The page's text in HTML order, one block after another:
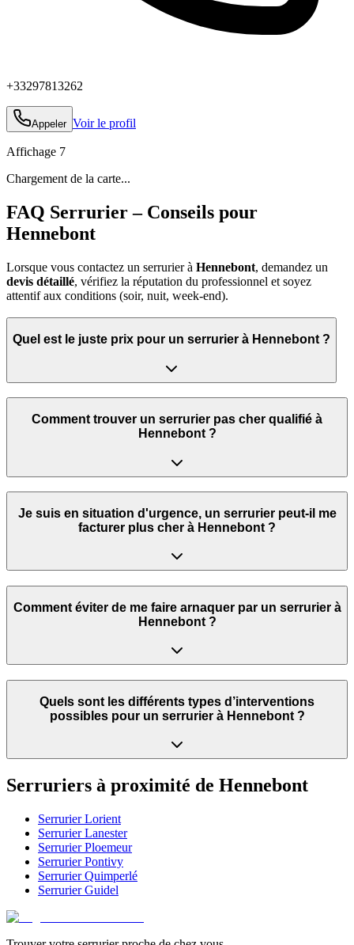
+33297813262
Appeler Voir le profil
Affichage 7
Chargement de la carte...
FAQ Serrurier – Conseils pour
Hennebont
Lorsque vous contactez un serrurier à Hennebont, demandez un
devis détaillé, vérifiez la réputation du professionnel et soyez
attentif aux conditions (soir, nuit, week‑end).
Quel est le juste prix pour un serrurier à Hennebont ?
Comment trouver un serrurier pas cher qualifié à
Hennebont ?
Je suis en situation d'urgence, un serrurier peut‑il me
facturer plus cher à Hennebont ?
Comment éviter de me faire arnaquer par un serrurier à
Hennebont ?
Quels sont les différents types d’interventions
possibles pour un serrurier à Hennebont ?
Serruriers à proximité de Hennebont
SerrurierLorient
SerrurierLanester
SerrurierPloemeur
SerrurierPontivy
SerrurierQuimperlé
SerrurierGuidel